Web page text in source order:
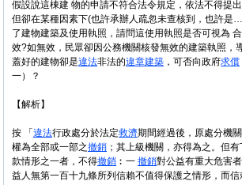
假設說這棟建 物的申請不符合法令規定，依法不得提出
但卻在某種因素下(也許承辦人疏忽未查核到，也許是
了建物建築及使用執照，請問這使用執照是否可視為
效?如無效，民眾卻因公務機關核發無效的建築執照，
蓋好的建物卻是違法非法的違章建築 ，可否向政府求償
一）？
【解析】
按 「 違法行政處分於法定救濟期間經過後，原處分機
權為全部或一部之撤銷 ；其上級機關，亦得為之。但有
款情形之一者，不得撤銷 ︰一 撤銷對公益有重大危害
益人無第一百十九條所列信賴不值得保護之情形，而信